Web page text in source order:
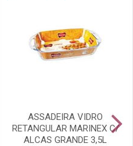
ASSADEIRA VIDRO
RETANGULAR MARINEX C/
ALCAS GRANDE 3,5L